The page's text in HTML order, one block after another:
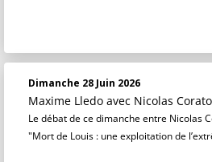
Dimanche 28 Juin 2026
Maxime Lledo avec Nicolas
Le débat de ce dimanche entre Nicolas
"Mort de Louis : une exploitation de